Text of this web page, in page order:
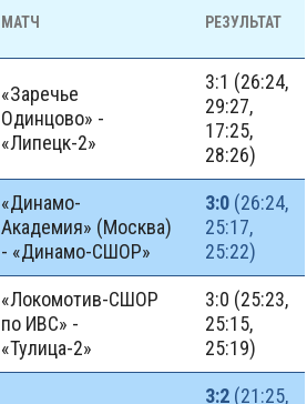
МАТЧ РЕЗУЛЬТАТ
«Заречье
Одинцово» -
«Липецк-2»
3:1 (26:24,
29:27,
17:25,
28:26)
«Динамо-
Академия» (Москва)
- «Динамо-СШОР»
3:0 (26:24,
25:17,
25:22)
«Локомотив-СШОР
по ИВС» -
«Тулица-2»
3:0 (25:23,
25:15,
25:19)
3:2 (21:25,